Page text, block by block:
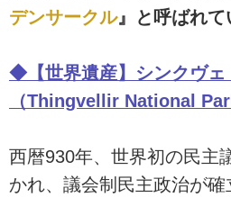
デンサークル』と呼ばれて
◆【世界遺産】シンクヴェ
（Thingvellir National
西暦930年、世界初の民主
かれ、議会制民主政治が確